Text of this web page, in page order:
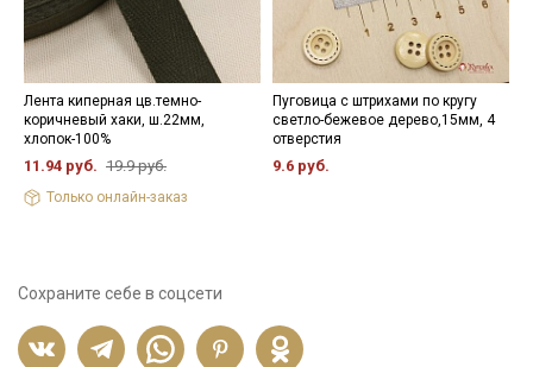
Лента киперная цв.темно-
коричневый хаки, ш.22мм,
хлопок-100%
11.94 руб. 19.9 руб.
Только онлайн-заказ
Пуговица с штрихами по кругу
светло-бежевое дерево,15мм, 4
отверстия
9.6 руб.
Сохраните себе в соцсети